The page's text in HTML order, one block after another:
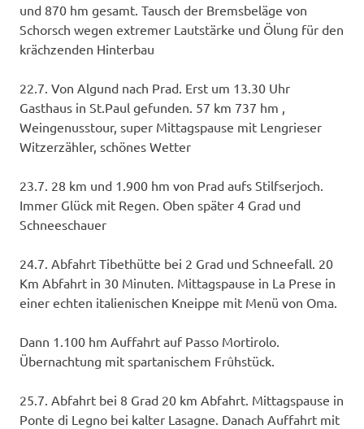
und 870 hm gesamt. Tausch der Bremsbeläge von
Schorsch wegen extremer Lautstärke und Ölung für den
krächzenden Hinterbau
22.7. Von Algund nach Prad. Erst um 13.30 Uhr
Gasthaus in St.Paul gefunden. 57 km 737 hm ,
Weingenusstour, super Mittagspause mit Lengrieser
Witzerzähler, schönes Wetter
23.7. 28 km und 1.900 hm von Prad aufs Stilfserjoch.
Immer Glück mit Regen. Oben später 4 Grad und
Schneeschauer
24.7. Abfahrt Tibethütte bei 2 Grad und Schneefall. 20
Km Abfahrt in 30 Minuten. Mittagspause in La Prese in
einer echten italienischen Kneippe mit Menü von Oma.
Dann 1.100 hm Auffahrt auf Passo Mortirolo.
Übernachtung mit spartanischem Frûhstück.
25.7. Abfahrt bei 8 Grad 20 km Abfahrt. Mittagspause in
Ponte di Legno bei kalter Lasagne. Danach Auffahrt mit